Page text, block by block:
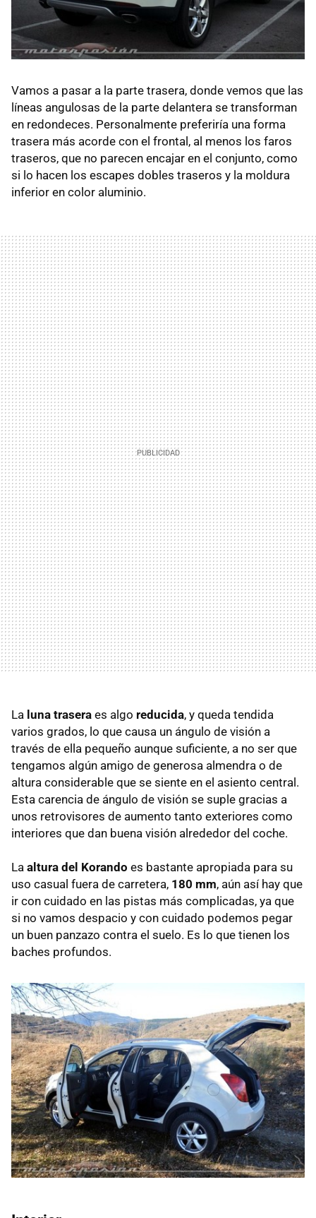
Vamos a pasar a la parte trasera, donde vemos que las
líneas angulosas de la parte delantera se transforman
en redondeces. Personalmente preferiría una forma
trasera más acorde con el frontal, al menos los faros
traseros, que no parecen encajar en el conjunto, como
si lo hacen los escapes dobles traseros y la moldura
inferior en color aluminio.
La luna trasera es algo reducida, y queda tendida
varios grados, lo que causa un ángulo de visión a
través de ella pequeño aunque suficiente, a no ser que
tengamos algún amigo de generosa almendra o de
altura considerable que se siente en el asiento central.
Esta carencia de ángulo de visión se suple gracias a
unos retrovisores de aumento tanto exteriores como
interiores que dan buena visión alrededor del coche.
La altura del Korando es bastante apropiada para su
uso casual fuera de carretera, 180 mm, aún así hay que
ir con cuidado en las pistas más complicadas, ya que
si no vamos despacio y con cuidado podemos pegar
un buen panzazo contra el suelo. Es lo que tienen los
baches profundos.